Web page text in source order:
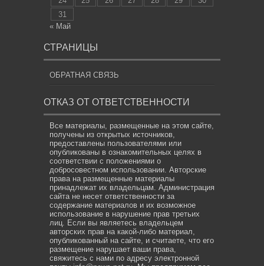
31
« Май
СТРАНИЦЫ
ОБРАТНАЯ СВЯЗЬ
ОТКАЗ ОТ ОТВЕТСТВЕННОСТИ
Все материалы, размещенные на этом сайте,
получены из открытых источников,
предоставлены пользователями или
опубликованы в ознакомительных целях в
соответствии с положениями о
добросовестном использовании. Авторские
права на размещенные материалы
принадлежат их владельцам. Администрация
сайта не несет ответственности за
содержание материалов и их возможное
использование в нарушение прав третьих
лиц. Если вы являетесь владельцем
авторских прав на какой-либо материал,
опубликованный на сайте, и считаете, что его
размещение нарушает ваши права,
свяжитесь с нами по адресу электронной